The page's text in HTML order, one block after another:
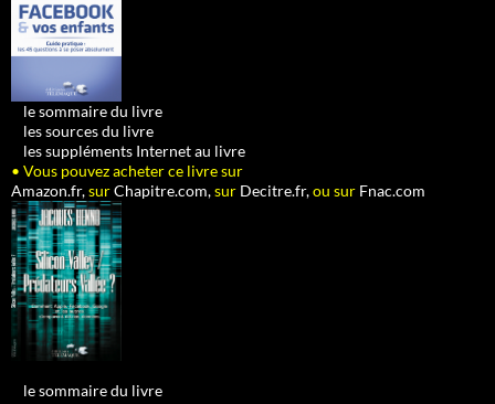
le sommaire du livre
les sources du livre
les suppléments Internet au livre
• Vous pouvez acheter ce livre sur
Amazon.fr,surChapitre.com,sur Decitre.fr,ou sur Fnac.com
le sommaire du livre